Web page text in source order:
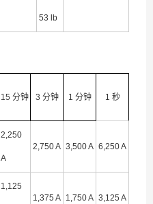
53 lb
15 分钟 3 分钟 1 分钟 1 秒
2,250
A
2,750 A 3,500 A 6,250 A
1,125
1,375 A 1,750 A 3,125 A